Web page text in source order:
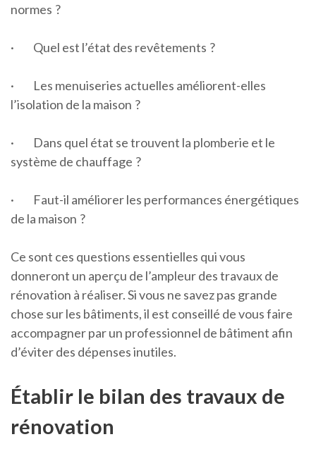
normes ?
· Quel est l’état des revêtements ?
· Les menuiseries actuelles améliorent-elles
l’isolation de la maison ?
· Dans quel état se trouvent la plomberie et le
système de chauffage ?
· Faut-il améliorer les performances énergétiques
de la maison ?
Ce sont ces questions essentielles qui vous
donneront un aperçu de l’ampleur des travaux de
rénovation à réaliser. Si vous ne savez pas grande
chose sur les bâtiments, il est conseillé de vous faire
accompagner par un professionnel de bâtiment afin
d’éviter des dépenses inutiles.
Établir le bilan des travaux de
rénovation